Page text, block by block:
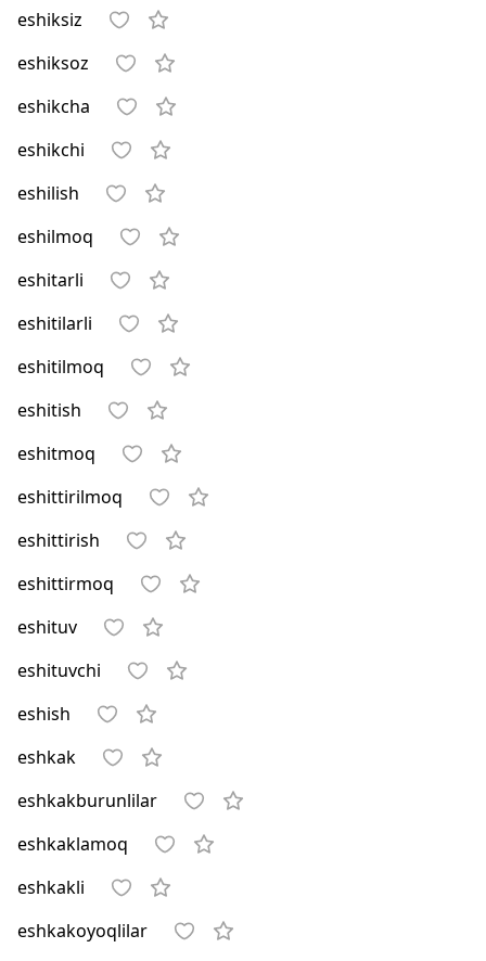
eshiksiz
eshiksoz
eshikcha
eshikchi
eshilish
eshilmoq
eshitarli
eshitilarli
eshitilmoq
eshitish
eshitmoq
eshittirilmoq
eshittirish
eshittirmoq
eshituv
eshituvchi
eshish
eshkak
eshkakburunlilar
eshkaklamoq
eshkakli
eshkakoyoqlilar